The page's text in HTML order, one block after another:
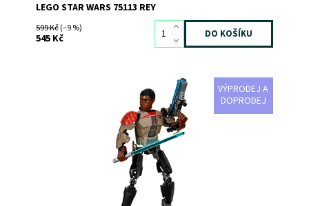
LEGO STAR WARS 75113 REY
599 Kč(–9 %)
545 Kč
VÝPRODEJ A
DOPRODEJ
Vezmi si svůj světelný meč a pomoz Finnovi porazit
jakéhokoliv nepřítele!
Skladem3
2344
LEGO